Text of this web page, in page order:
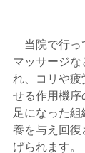
当院で行っ
マッサージ
れ、コリや疲
せる作用機序
足になった
養を与え回復
げられます。